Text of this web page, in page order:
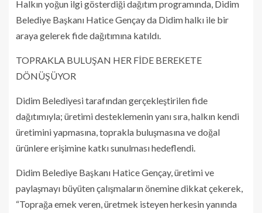
Halkın yoğun ilgi gösterdiği dağıtım programında, Didim
Belediye Başkanı Hatice Gençay da Didim halkı ile bir
araya gelerek fide dağıtımına katıldı.
TOPRAKLA BULUŞAN HER FİDE BEREKETE
DÖNÜŞÜYOR
Didim Belediyesi tarafından gerçekleştirilen fide
dağıtımıyla; üretimi desteklemenin yanı sıra, halkın kendi
üretimini yapmasına, toprakla buluşmasına ve doğal
ürünlere erişimine katkı sunulması hedeflendi.
Didim Belediye Başkanı Hatice Gençay, üretimi ve
paylaşmayı büyüten çalışmaların önemine dikkat çekerek,
“Toprağa emek veren, üretmek isteyen herkesin yanında